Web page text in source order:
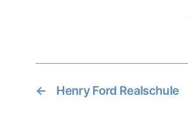
← Henry Ford Realschule